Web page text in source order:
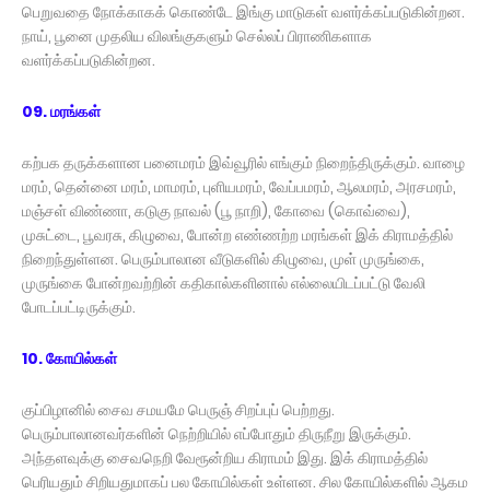
பெறுவதை நோக்காகக் கொண்டே இங்கு மாடுகள் வளர்க்கப்படுகின்றன.
நாய், பூனை முதலிய விலங்குகளும் செல்லப் பிராணிகளாக
வளர்க்கப்படுகின்றன.
09. மரங்கள்
கற்பக தருக்களான பனைமரம் இவ்வூரில் எங்கும் நிறைந்திருக்கும். வாழை
மரம், தென்னை மரம், மாமரம், புளியமரம், வேப்பமரம், ஆலமரம், அரசமரம்,
மஞ்சள் விண்ணா, கடுகு நாவல் (பூ நாறி), கோவை (கொவ்வை),
முசுட்டை, பூவரசு, கிழுவை, போன்ற எண்ணற்ற மரங்கள் இக் கிராமத்தில்
நிறைந்துள்ளன. பெரும்பாலான வீடுகளில் கிழுவை, முள் முருங்கை,
முருங்கை போன்றவற்றின் கதிகால்களினால் எல்லையிடப்பட்டு வேலி
போடப்பட்டிருக்கும்.
10. கோயில்கள்
குப்பிழானில் சைவ சமயமே பெருஞ் சிறப்புப் பெற்றது.
பெரும்பாலானவர்களின் நெற்றியில் எப்போதும் திருநீறு இருக்கும்.
அந்தளவுக்கு சைவநெறி வேரூன்றிய கிராமம் இது. இக் கிராமத்தில்
பெரியதும் சிறியதுமாகப் பல கோயில்கள் உள்ளன. சில கோயில்களில் ஆகம